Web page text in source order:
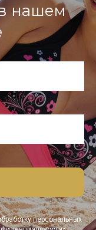
нашем
персональных